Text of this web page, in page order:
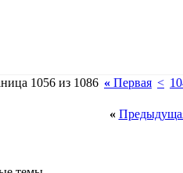
1056 из 1086 « Первая <
«